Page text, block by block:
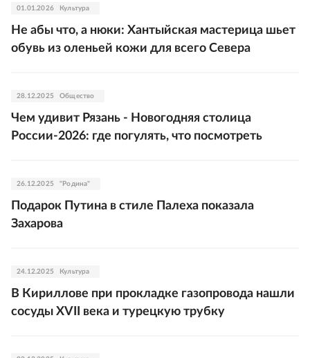
01.01.2026 Культура
Не абы что, а нюки: Хантыйская мастерица шьет
обувь из оленьей кожи для всего Севера
28.12.2025 Общество
Чем удивит Рязань - Новогодняя столица
России-2026: где погулять, что посмотреть
26.12.2025 "Родина"
Подарок Путина в стиле Палеха показала
Захарова
24.12.2025 Культура
В Кириллове при прокладке газопровода нашли
сосуды XVII века и турецкую трубку